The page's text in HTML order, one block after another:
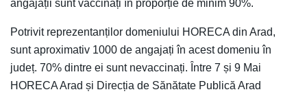
angajații sunt vaccinați în proporție de minim 90%.
Potrivit reprezentanților domeniului HORECA din Arad,
sunt aproximativ 1000 de angajați în acest domeniu în
județ. 70% dintre ei sunt nevaccinați. Între 7 și 9 Mai
HORECA Arad și Direcția de Sănătate Publică Arad